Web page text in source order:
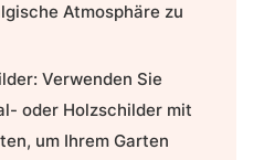
Atmosphäre zu
Verwenden Sie
oder Holzschilder mit
um Ihrem Garten